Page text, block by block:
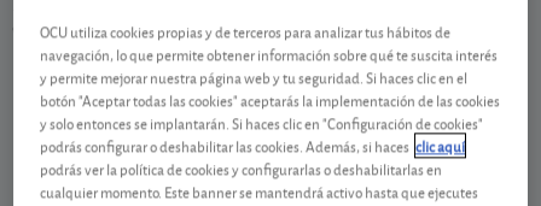
el rebote para vender?
Contenido reservado a SOCIOS
Gestiona tu dinero con visión
OCU utiliza cookies propias y de terceros para analizar tus hábitos de
navegación, lo que permite obtener información sobre qué te suscita interés
y permite mejorar nuestra página web y tu seguridad. Si haces clic en el
botón "Aceptar todas las cookies" aceptarás la implementación de las cookies
y solo entonces se implantarán. Si haces clic en "Configuración de cookies"
podrás configurar o deshabilitar las cookies. Además, si haces clic aquí
podrás ver la política de cookies y configurarlas o deshabilitarlas en
cualquier momento. Este banner se mantendrá activo hasta que ejecutes